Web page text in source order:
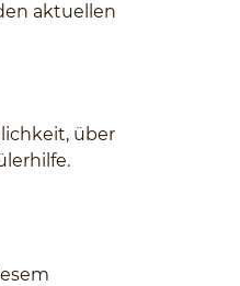
aktuellen
über